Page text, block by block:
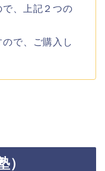
、上記２つの
で、ご購入し